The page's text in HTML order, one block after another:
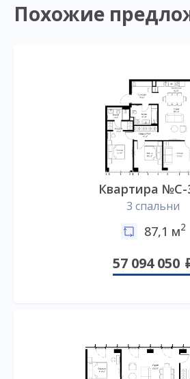
Похожие
Квартира №C-
3 спальни
87,1 м2
57 094 050